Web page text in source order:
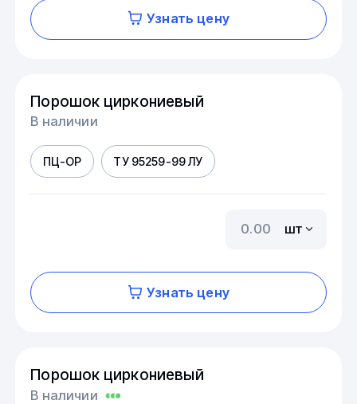
Узнать цену
Порошок циркониевый
В наличии
ПЦ-ОР ТУ 95259-99 ЛУ
шт
Узнать цену
Порошок циркониевый
В наличии